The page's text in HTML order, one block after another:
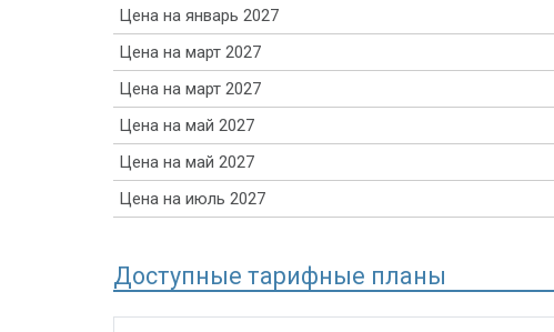
Цена на январь 2027
Цена на март 2027
Цена на март 2027
Цена на май 2027
Цена на май 2027
Цена на июль 2027
Доступные тарифные планы